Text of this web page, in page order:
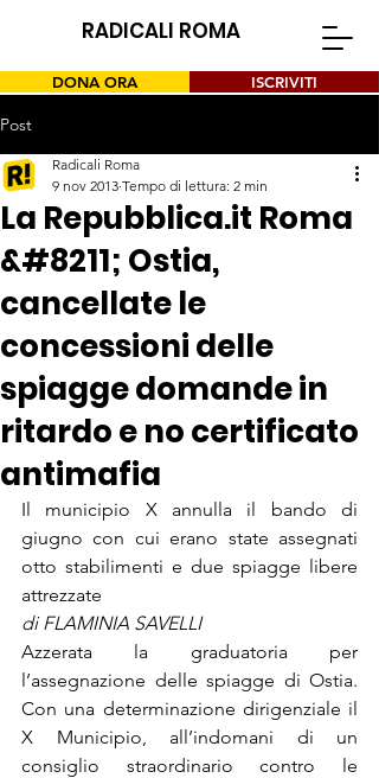
RADICALI ROMA
DONA ORA ISCRIVITI
Post
La Repubblica.it Roma
&#8211; Ostia,
cancellate le
concessioni delle
spiagge domande in
ritardo e no certificato
antimafia
Radicali Roma
9 nov 2013 Tempo di lettura: 2 min
Il municipio X annulla il bando di
giugno con cui erano state assegnati
otto stabilimenti e due spiagge libere
attrezzate
di FLAMINIA SAVELLI
Azzerata la graduatoria per
l’assegnazione delle spiagge di Ostia.
Con una determinazione dirigenziale il
X Municipio, all’indomani di un
consiglio straordinario contro le